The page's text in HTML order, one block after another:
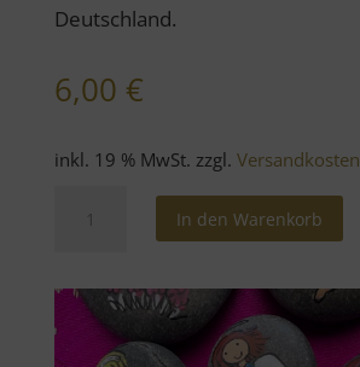
Deutschland.
6,00 €
inkl. 19 % MwSt. zzgl. Versandkosten
Hosentaschen-
Engel
In den Warenkorb